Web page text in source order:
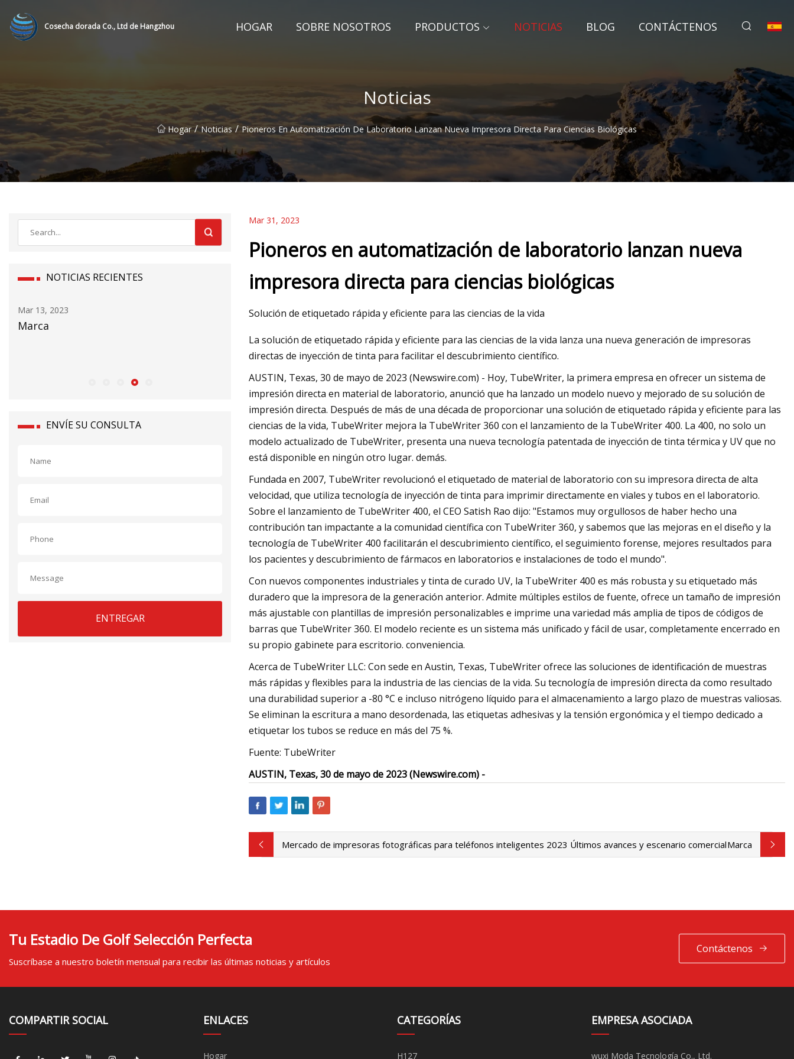
Cosecha dorada Co., Ltd de Hangzhou HOGAR SOBRE NOSOTROS PRODUCTOS NOTICIAS BLOG CONTÁCTENOS
Noticias
Hogar / Noticias / Pioneros En Automatización De Laboratorio Lanzan Nueva Impresora Directa Para Ciencias Biológicas
NOTICIAS RECIENTES
Mar 13, 2023
Marca
Mar 15, 2023
de latas
Mar 07, 2023
impresora digital en línea
ENVÍE SU CONSULTA
ENTREGAR
Mar 31, 2023
Pioneros en automatización de laboratorio lanzan nueva
impresora directa para ciencias biológicas
Solución de etiquetado rápida y eficiente para las ciencias de la vida
La solución de etiquetado rápida y eficiente para las ciencias de la vida lanza una nueva generación de impresoras
directas de inyección de tinta para facilitar el descubrimiento científico.
AUSTIN, Texas, 30 de mayo de 2023 (Newswire.com) - Hoy, TubeWriter, la primera empresa en ofrecer un sistema de
impresión directa en material de laboratorio, anunció que ha lanzado un modelo nuevo y mejorado de su solución de
impresión directa. Después de más de una década de proporcionar una solución de etiquetado rápida y eficiente para las
ciencias de la vida, TubeWriter mejora la TubeWriter 360 con el lanzamiento de la TubeWriter 400. La 400, no solo un
modelo actualizado de TubeWriter, presenta una nueva tecnología patentada de inyección de tinta térmica y UV que no
está disponible en ningún otro lugar. demás.
Fundada en 2007, TubeWriter revolucionó el etiquetado de material de laboratorio con su impresora directa de alta
velocidad, que utiliza tecnología de inyección de tinta para imprimir directamente en viales y tubos en el laboratorio.
Sobre el lanzamiento de TubeWriter 400, el CEO Satish Rao dijo: "Estamos muy orgullosos de haber hecho una
contribución tan impactante a la comunidad científica con TubeWriter 360, y sabemos que las mejoras en el diseño y la
tecnología de TubeWriter 400 facilitarán el descubrimiento científico, el seguimiento forense, mejores resultados para
los pacientes y descubrimiento de fármacos en laboratorios e instalaciones de todo el mundo".
Con nuevos componentes industriales y tinta de curado UV, la TubeWriter 400 es más robusta y su etiquetado más
duradero que la impresora de la generación anterior. Admite múltiples estilos de fuente, ofrece un tamaño de impresión
más ajustable con plantillas de impresión personalizables e imprime una variedad más amplia de tipos de códigos de
barras que TubeWriter 360. El modelo reciente es un sistema más unificado y fácil de usar, completamente encerrado en
su propio gabinete para escritorio. conveniencia.
Acerca de TubeWriter LLC: Con sede en Austin, Texas, TubeWriter ofrece las soluciones de identificación de muestras
más rápidas y flexibles para la industria de las ciencias de la vida. Su tecnología de impresión directa da como resultado
una durabilidad superior a -80 °C e incluso nitrógeno líquido para el almacenamiento a largo plazo de muestras valiosas.
Se eliminan la escritura a mano desordenada, las etiquetas adhesivas y la tensión ergonómica y el tiempo dedicado a
etiquetar los tubos se reduce en más del 75 %.
Fuente: TubeWriter
AUSTIN, Texas, 30 de mayo de 2023 (Newswire.com) -
Mercado de impresoras fotográficas para teléfonos inteligentes 2023 Últimos avances y escenario comercialMarca
Tu Estadio De Golf Selección Perfecta
Suscríbase a nuestro boletín mensual para recibir las últimas noticias y artículos
Contáctenos
COMPARTIR SOCIAL ENLACES
Hogar
CATEGORÍAS
H127
EMPRESA ASOCIADA
wuxi Moda Tecnología Co., Ltd.